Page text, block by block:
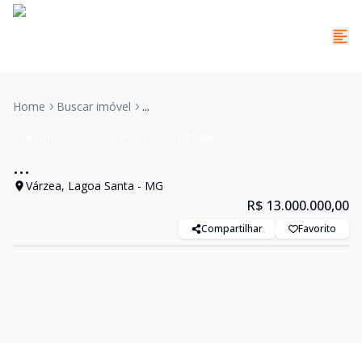
Home Buscar imóvel ...
...
Várzea, Lagoa Santa - MG
R$ 13.000.000,00
Compartilhar Favorito